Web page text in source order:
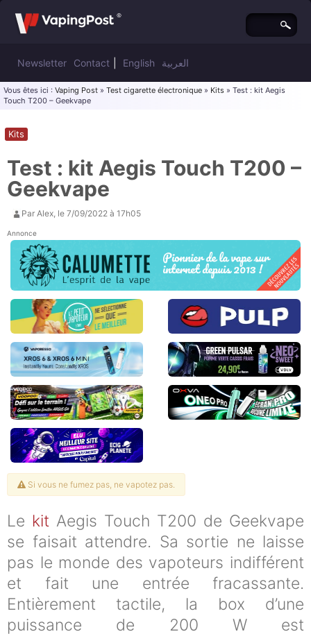
Newsletter Contact English العربية
Vous êtes ici : Vaping Post » Test cigarette électronique » Kits » Test : kit Aegis
Touch T200 – Geekvape
Test : kit Aegis Touch T200 –
Geekvape
Kits
Par Alex, le 7/09/2022 à 17h05
Annonce
Si vous ne fumez pas, ne vapotez pas.
Le kit Aegis Touch T200 de Geekvape
se faisait attendre. Sa sortie ne laisse
pas le monde des vapoteurs indifférent
et fait une entrée fracassante.
Entièrement tactile, la box d’une
puissance de 200 W est